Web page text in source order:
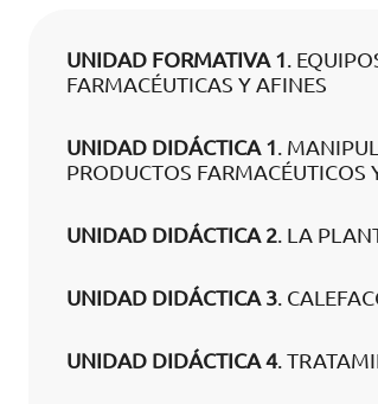
UNIDAD FORMATIVA 1.
FARMACÉUTICAS Y AFINES
UNIDAD DIDÁCTICA 1.
PRODUCTOS FARMACÉUTICOS
UNIDAD DIDÁCTICA 2. LA
UNIDAD DIDÁCTICA 3.
UNIDAD DIDÁCTICA 4.